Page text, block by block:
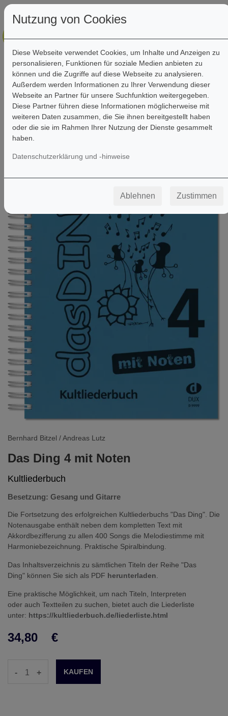
Nutzung von Cookies
Diese Webseite verwendet Cookies, um Inhalte und Anzeigen zu
personalisieren, Funktionen für soziale Medien anbieten zu
können und die Zugriffe auf diese Webseite zu analysieren.
Außerdem werden Informationen zu Ihrer Verwendung dieser
Webseite an Partner für unsere Suchfunktion weitergegeben.
Diese Partner führen diese Informationen möglicherweise mit
weiteren Daten zusammen, die Sie ihnen bereitgestellt haben
oder die sie im Rahmen Ihrer Nutzung der Dienste gesammelt
haben.
Datenschutzerklärung und -hinweise
Ablehnen Zustimmen
Filter
Bernhard Bitzel / Andreas Lutz
Das Ding 4 mit Noten
Kultliederbuch
Besetzung: Gesang und Gitarre
Die Fortsetzung des erfolgreichen Kultliederbuchs "Das Ding". Die
Notenausgabe enthält neben dem kompletten Text mit
Akkordbezifferung zu allen 400 Songs die Melodiestimme mit
Harmoniebezeichnung. Praktische Spiralbindung.
Das Inhaltsverzeichnis zu sämtlichen Titeln der Reihe "Das
Ding" können Sie sich als PDF herunterladen
Eine praktische Möglichkeit, um nach Titeln, Interpreten
oder auch Textteilen zu suchen, bietet auch die Liederliste
unter: https://kultliederbuch.de/liederliste.html
34,80 €
- +